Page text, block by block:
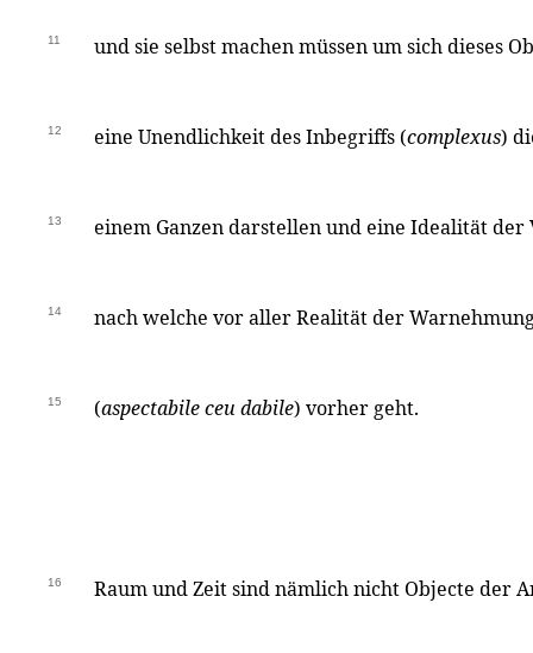
11 und sie selbst machen müssen um sich dieses
12 eine Unendlichkeit des Inbegriffs (complexus)
13 einem Ganzen darstellen und eine Idealität der
14 nach welche vor aller Realität der
15 (aspectabile ceu dabile) vorher geht.
16 Raum und Zeit sind nämlich nicht Objecte der